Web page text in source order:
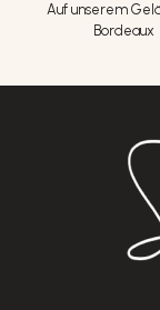
Auf unserem
Bordeaux